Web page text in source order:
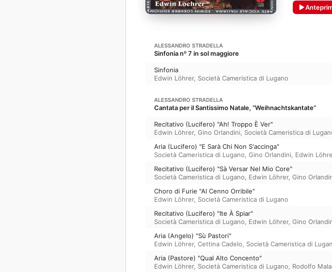
ALESSANDRO STRADELLA
Sinfonia nº 7 in sol maggiore
Sinfonia
Edwin Löhrer, Società Cameristica di Lugano
ALESSANDRO STRADELLA
Cantata per il Santissimo Natale, “Weihnachtskantate”
Recitativo (Lucifero) "Ah! Troppo È Ver"
Edwin Löhrer, Gino Orlandini, Società Cameristica di
Aria (Lucifero) "E Sarà Chi Non S'accinga"
Società Cameristica di Lugano, Gino Orlandini, Edwin
Recitativo (Lucifero) "Sà Versar Nel Mio Core"
Società Cameristica di Lugano, Edwin Löhrer, Gino
Choro di Furie "Al Cenno Orribile"
Edwin Löhrer, Società Cameristica di Lugano
Recitativo (Lucifero) "Ite À Spiar"
Società Cameristica di Lugano, Edwin Löhrer, Gino
Aria (Angelo) "Sù Pastori"
Edwin Löhrer, Cettina Cadelo, Società Cameristica di
Aria (Pastore) "Qual Alto Concento"
Edwin Löhrer, Società Cameristica di Lugano, Rodolfo